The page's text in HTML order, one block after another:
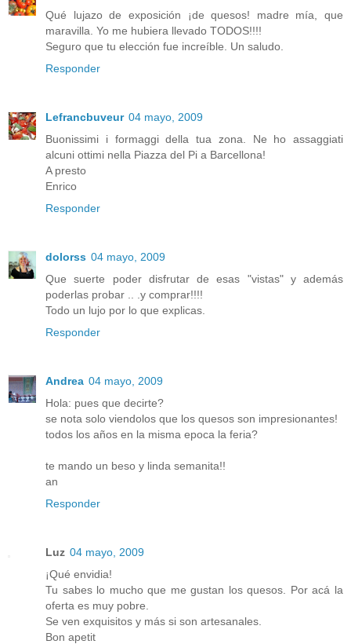
Qué lujazo de exposición ¡de quesos! madre mía, que
maravilla. Yo me hubiera llevado TODOS!!!!
Seguro que tu elección fue increíble. Un saludo.
Responder
Lefrancbuveur 04 mayo, 2009
Buonissimi i formaggi della tua zona. Ne ho assaggiati
alcuni ottimi nella Piazza del Pi a Barcellona!
A presto
Enrico
Responder
dolorss 04 mayo, 2009
Que suerte poder disfrutar de esas "vistas" y además
poderlas probar .. .y comprar!!!!
Todo un lujo por lo que explicas.
Responder
Andrea 04 mayo, 2009
Hola: pues que decirte?
se nota solo viendolos que los quesos son impresionantes!
todos los años en la misma epoca la feria?
te mando un beso y linda semanita!!
an
Responder
Luz 04 mayo, 2009
¡Qué envidia!
Tu sabes lo mucho que me gustan los quesos. Por acá la
oferta es muy pobre.
Se ven exquisitos y más si son artesanales.
Bon apetit